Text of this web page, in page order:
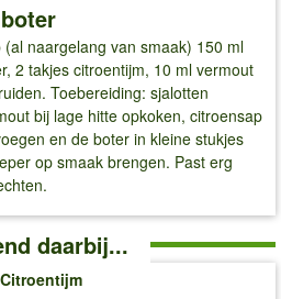
naargelang van smaak) 150 ml
2 takjes citroentijm, 10 ml vermout
Toebereiding: sjalotten
bij lage hitte opkoken, citroensap
en de boter in kleine stukjes
op smaak brengen. Past erg
daarbij...
Citroentijm